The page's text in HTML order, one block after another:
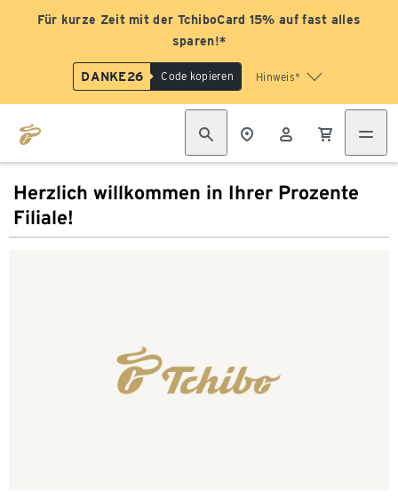
Für kurze Zeit mit der TchiboCard 15% auf fast alles
sparen!*
DANKE26 Code kopieren Hinweis*
Herzlich willkommen in Ihrer Prozente
Filiale!